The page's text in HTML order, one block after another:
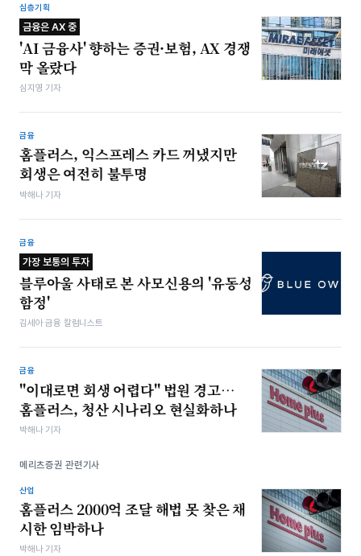
심층기획
금융은 AX 중
'AI 금융사' 향하는 증권·보험, AX 경쟁
막 올랐다
심지영 기자
금융
홈플러스, 익스프레스 카드 꺼냈지만
회생은 여전히 불투명
박해나 기자
금융
가장 보통의 투자
블루아울 사태로 본 사모신용의 '유동성
함정'
김세아 금융 칼럼니스트
금융
"이대로면 회생 어렵다" 법원 경고…
홈플러스, 청산 시나리오 현실화하나
박해나 기자
메리츠증권 관련기사
산업
홈플러스 2000억 조달 해법 못 찾은 채
시한 임박하나
박해나 기자